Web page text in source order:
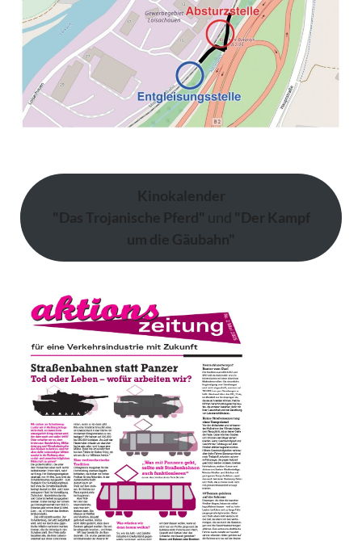
Kinokalender
"Das Trojanische Pferd" und "Der Kampf
um die Gäubahn"